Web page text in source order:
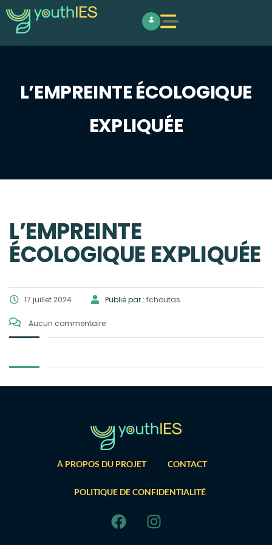
L’EMPREINTE ÉCOLOGIQUE
EXPLIQUÉE
L’EMPREINTE
ÉCOLOGIQUE EXPLIQUÉE
17 juillet 2024 Publié par : fchoutas
Aucun commentaire
À PROPOS DU PROJET CONTACT
POLITIQUE DE CONFIDENTIALITÉ